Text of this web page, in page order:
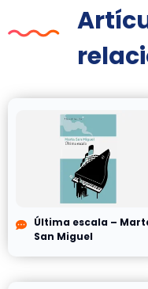
Última escala –
San Miguel